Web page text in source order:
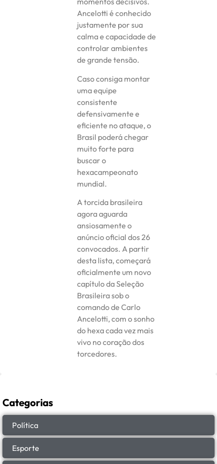
Ancelotti é conhecido
justamente por sua
calma e capacidade de
controlar ambientes
de grande tensão.
Caso consiga montar
uma equipe
consistente
defensivamente e
eficiente no ataque, o
Brasil poderá chegar
muito forte para
buscar o
hexacampeonato
mundial.
A torcida brasileira
agora aguarda
ansiosamente o
anúncio oficial dos 26
convocados. A partir
desta lista, começará
oficialmente um novo
capítulo da Seleção
Brasileira sob o
comando de Carlo
Ancelotti, com o sonho
do hexa cada vez mais
vivo no coração dos
torcedores.
Categorias
Política
Esporte